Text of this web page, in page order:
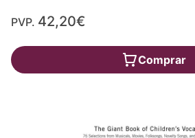
PVP. 42,20€
Comprar